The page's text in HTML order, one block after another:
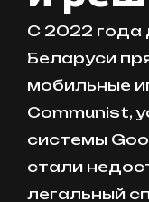
С 2022 года
Беларуси
мобильные
Communist,
системы
стали
легальный